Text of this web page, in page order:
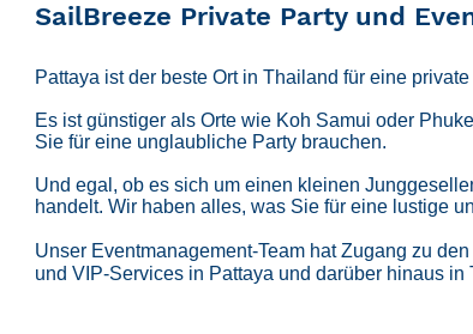
SailBreeze Private Party und
Pattaya ist der beste Ort in Thailand für eine
Es ist günstiger als Orte wie Koh Samui oder
Sie für eine unglaubliche Party brauchen.
Und egal, ob es sich um einen kleinen
handelt. Wir haben alles, was Sie für eine lustige
Unser Eventmanagement-Team hat Zugang zu
und VIP-Services in Pattaya und darüber hinaus in